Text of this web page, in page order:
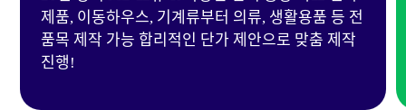
제품, 이동하우스, 기계류부터 의류, 생활용품 등 전
품목 제작 가능 합리적인 단가 제안으로 맞춤 제작
진행!